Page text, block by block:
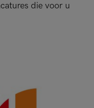
die voor u